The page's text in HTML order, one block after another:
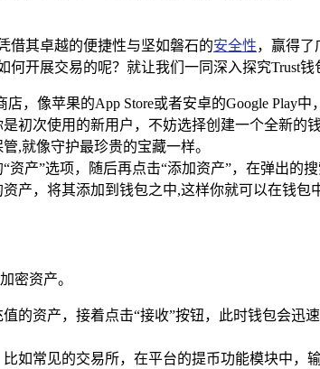
借其卓越的便捷性与坚如磐石的安全性，赢得了
开展交易的呢？就让我们一同深入探究Trust钱
店，像苹果的App Store或者安卓的Google Play
初次使用的新用户，不妨选择创建一个全新
,就像守护最珍贵的宝藏一样。
资产”选项，随后再点击“添加资产”，在弹出
产，将其添加到钱包之中,这样你就可以在钱包
密资产。
值的资产，接着点击“接收”按钮，此时钱包会
如常见的交易所，在平台的提币功能模块中